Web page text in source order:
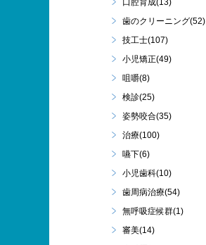
口腔育成(13)
歯のクリーニング(52)
技工士(107)
小児矯正(49)
咀嚼(8)
検診(25)
姿勢咬合(35)
治療(100)
嚥下(6)
小児歯科(10)
歯周病治療(54)
無呼吸症候群(1)
審美(14)